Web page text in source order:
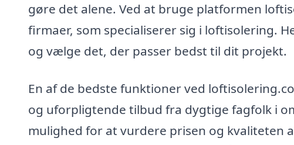
gøre det alene. Ved at bruge platformen
firmaer, som specialiserer sig i loftisolering.
og vælge det, der passer bedst til dit projekt.
En af de bedste funktioner ved
og uforpligtende tilbud fra dygtige fagfolk i
mulighed for at vurdere prisen og kvaliteten